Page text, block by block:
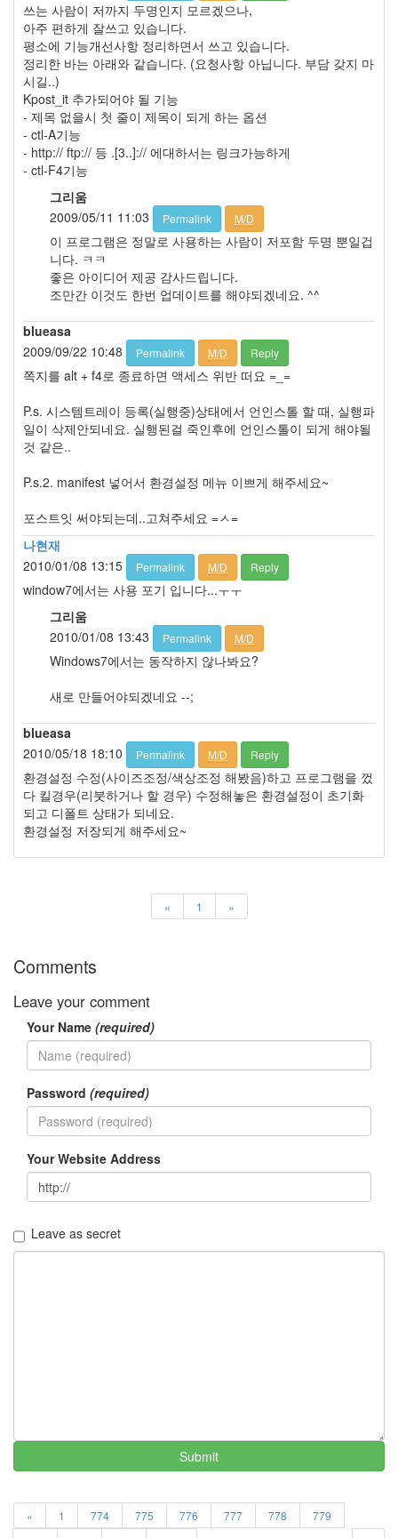
쓰는 사람이 저까지 두명인지 모르겠으나,
아주 편하게 잘쓰고 있습니다.
평소에 기능개선사항 정리하면서 쓰고 있습니다.
정리한 바는 아래와 같습니다. (요청사항 아닙니다. 부담 갖지 마
시길..)
Kpost_it 추가되어야 될 기능
- 제목 없을시 첫 줄이 제목이 되게 하는 옵션
- ctl-A기능
- http:// ftp:// 등 .[3..]:// 에대하서는 링크가능하게
- ctl-F4기능
그리움
2009/05/11 11:03
Permalink M/D
이 프로그램은 정말로 사용하는 사람이 저포함 두명 뿐일겁
니다. ㅋㅋ
좋은 아이디어 제공 감사드립니다.
조만간 이것도 한번 업데이트를 해야되겠네요. ^^
blueasa
2009/09/22 10:48
Permalink M/D Reply
쪽지를 alt + f4로 종료하면 액세스 위반 떠요 =_=
P.s. 시스템트레이 등록(실행중)상태에서 언인스톨 할 때, 실행파
일이 삭제안되네요. 실행된걸 죽인후에 언인스톨이 되게 해야될
것 같은..
P.s.2. manifest 넣어서 환경설정 메뉴 이쁘게 해주세요~
포스트잇 써야되는데..고쳐주세요 =ㅅ=
나현재
2010/01/08 13:15
Permalink M/D Reply
window7에서는 사용 포기 입니다...ㅜㅜ
그리움
2010/01/08 13:43
Permalink M/D
Windows7에서는 동작하지 않나봐요?
새로 만들어야되겠네요 --;
blueasa
2010/05/18 18:10
Permalink M/D Reply
환경설정 수정(사이즈조정/색상조정 해봤음)하고 프로그램을 껐
다 킬경우(리붓하거나 할 경우) 수정해놓은 환경설정이 초기화
되고 디폴트 상태가 되네요.
환경설정 저장되게 해주세요~
« 1 »
Comments
Leave your comment
Your Name (required)
Password (required)
Your Website Address
Leave as secret
Submit
« 1 774 775 776 777 778
779
My-
Program
41
KScreenPen
25
KPOST-
IT
4
색
돌
Capture
그
플
러
그
4
잡
동
니
Todo
List
0
사
는
련
이
기
63
IT
관
련
상
에
서
감
37
읽
을
리,
볼
거
사
독
감
Bloger-
지